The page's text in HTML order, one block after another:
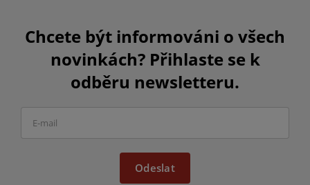
Chcete být informováni o všech
novinkách? Přihlaste se k
odběru newsletteru.
Odeslat